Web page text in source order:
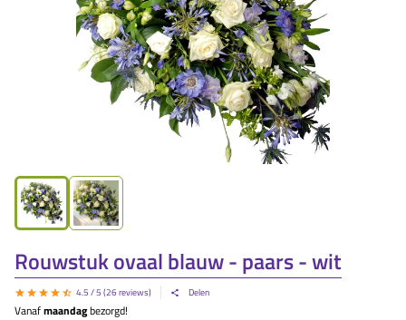
Rouwstuk ovaal blauw - paars - wit
4.5 / 5 (26 reviews) Delen
Vanafmaandagbezorgd!